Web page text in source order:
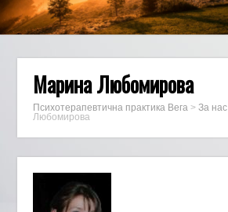
Марина Любомирова
Психотерапевтична практика Вега >За нас
Любомирова